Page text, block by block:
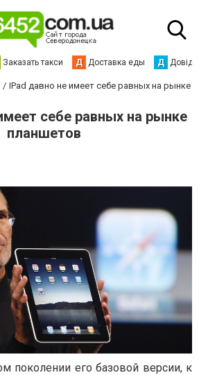
Заказать такси Д Доставка еды Д
IPad давно не имеет себе равных на рынке
себе равных на рынке
планшетов
поколении его базовой версии, к